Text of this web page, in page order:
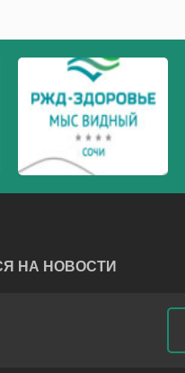
НА НОВОСТИ